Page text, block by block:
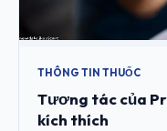
THÔNG TIN THUỐC
Tương tác của
kích thích